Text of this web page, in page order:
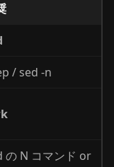
/ sed -n
の N コマンド or